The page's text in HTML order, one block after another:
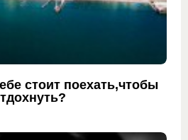
стоит поехать,чтобы